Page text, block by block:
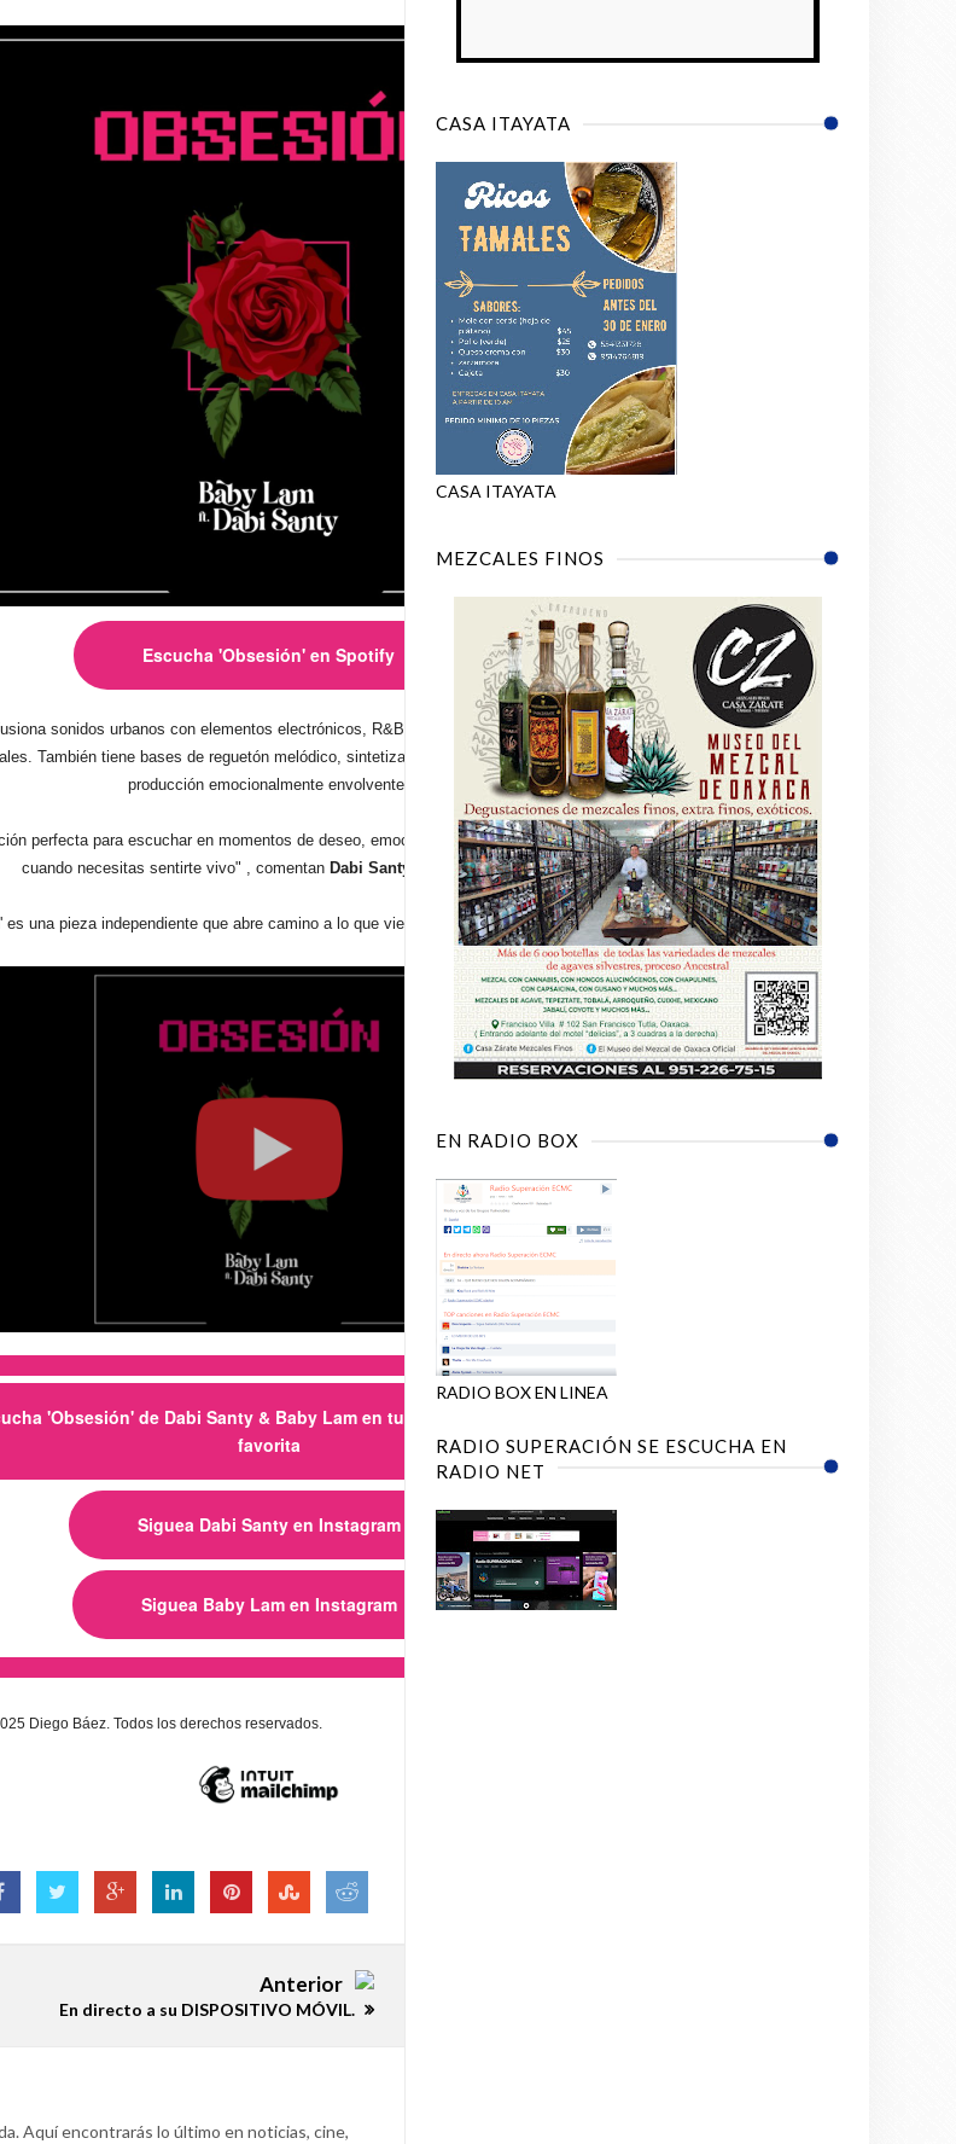
Escucha 'Obsesión' en Spotify
sonidos urbanos con elementos electrónicos, R&B moderno, atmósferas densas y
También tiene bases de reguetón melódico, sintetizadores, guitarras suaves y una
producción emocionalmente envolvente.
perfecta para escuchar en momentos de deseo, emoción intensa, una cita especial o
cuando necesitas sentirte vivo" , comentan Dabi Santy & Baby Lam.
es una pieza independiente que abre camino a lo que viene después para los artistas.
'Obsesión' de Dabi Santy & Baby Lam en tu plataforma musical
favorita
Siguea Dabi Santy en Instagram
Siguea Baby Lam en Instagram
Diego Báez. Todos los derechos reservados.
Anterior
En directo a su DISPOSITIVO MÓVIL.
Aquí encontrarás lo último en noticias, cine,
CASA ITAYATA
CASA ITAYATA
MEZCALES FINOS
EN RADIO BOX
RADIO BOX EN LINEA
RADIO SUPERACIÓN SE ESCUCHA EN
RADIO NET